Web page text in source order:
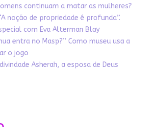
continuam a matar as mulheres?
noção de propriedade é profunda”.
com Eva Alterman Blay
entra no Masp?” Como museu usa a
o jogo
Asherah, a esposa de Deus